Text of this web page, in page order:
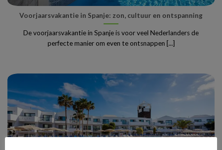
Voorjaarsvakantie in Spanje: zon, cultuur en ontspanning
De voorjaarsvakantie in Spanje is voor veel Nederlanders de
perfecte manier om even te ontsnappen [...]